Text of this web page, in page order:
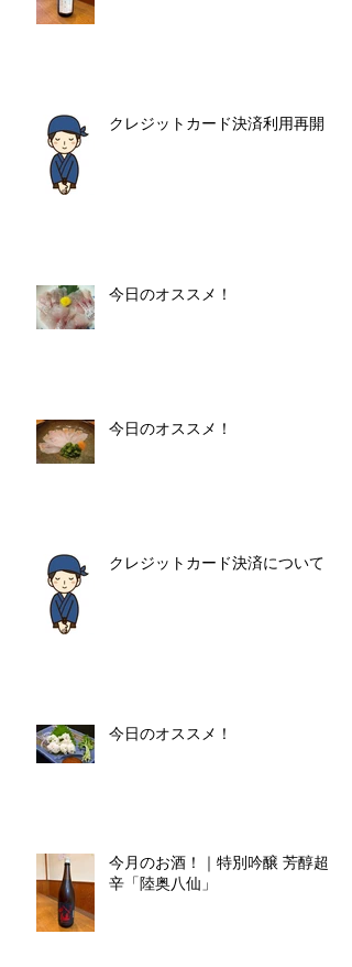
クレジットカード決済利用再開
今日のオススメ！
今日のオススメ！
クレジットカード決済について
今日のオススメ！
今月のお酒！｜特別吟醸 芳醇超
辛「陸奥八仙」